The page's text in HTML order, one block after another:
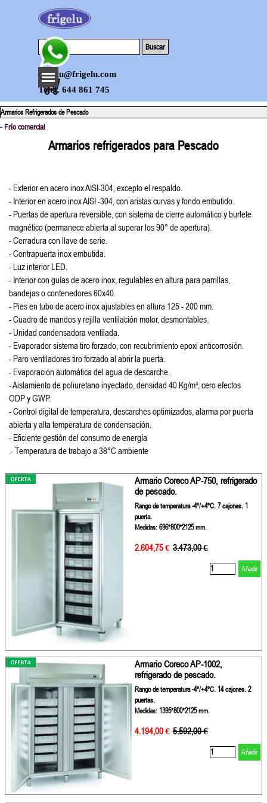
Telef. 644 861 745
frigelu@frigelu.com
Saltar menú
0
Buscar
Armarios Refrigerados de Pescado
- Frío comercial
Armarios refrigerados para Pescado
- Exterior en acero inox AISI-304, excepto el respaldo.
- Interior en acero inox AISI -304, con aristas curvas y fondo embutido.
- Puertas de apertura reversible, con sistema de cierre automático y burlete
magnético (permanece abierta al superar los 90° de apertura).
- Cerradura con llave de serie.
- Contrapuerta inox embutida.
- Luz interior LED.
- Interior con guías de acero inox, regulables en altura para parrillas,
bandejas o contenedores 60x40.
- Pies en tubo de acero inox ajustables en altura 125 - 200 mm.
- Cuadro de mandos y rejilla ventilación motor, desmontables.
- Unidad condensadora ventilada.
- Evaporador sistema tiro forzado, con recubrimiento epoxi anticorrosión.
- Paro ventiladores tiro forzado al abrir la puerta.
- Evaporación automática del agua de descarche.
- Aislamiento de poliuretano inyectado, densidad 40 Kg/m³, cero efectos
ODP y GWP.
- Control digital de temperatura, descarches optimizados, alarma por puerta
abierta y alta temperatura de condensación.
- Eficiente gestión del consumo de energía
.- Temperatura de trabajo a 38°C ambiente
Armario Coreco AP-750, refrigerado
de pescado.
Rango de temperatura -4º/+4ºC. 7 cajones. 1
puerta.
Medidas: 696*800*2125 mm.
2.604,75 € Precio sin descuento
3.473,00 €
Añadir
Armario Coreco AP-1002,
refrigerado de pescado.
Rango de temperatura -4º/+4ºC. 14 cajones. 2
puertas.
Medidas: 1395*800*2125 mm.
4.194,00 € Precio sin descuento
5.592,00 €
Añadir